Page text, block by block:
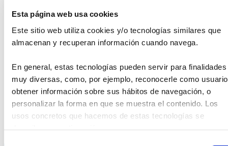
Esta página web usa cookies
Este sitio web utiliza cookies y/o tecnologías similares que
almacenan y recuperan información cuando navega.
En general, estas tecnologías pueden servir para finalidades
muy diversas, como, por ejemplo, reconocerle como
obtener información sobre sus hábitos de navegación, o
personalizar la forma en que se muestra el contenido. Los
usos concretos que hacemos de estas tecnologías se
Su investigación se centra en el diseño y evaluación de
intervenciones sanitarias para mejorar la calidad de la
atención a pacientes. El foco principal es el estudio de la
magnitud e impacto de comportamientos relacionados con
al contexto del paciente para mejorar estos
comportamientos, evaluando su efectividad y la relación
coste-efectividad.
Emisión en directo desde www.fcs.es